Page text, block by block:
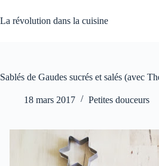
au
contenu
La révolution dans la cuisine
Sablés de Gaudes sucrés et salés (avec
18 mars 2017 Petites douceurs